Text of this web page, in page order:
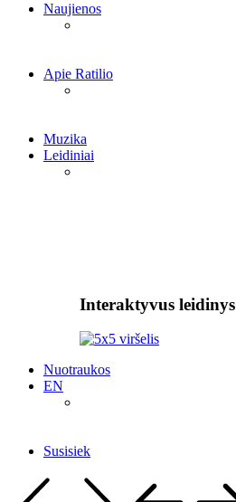
Naujienos
Apie Ratilio
Muzika
Leidiniai
Interaktyvus leidinys
Nuotraukos
EN
Susisiek